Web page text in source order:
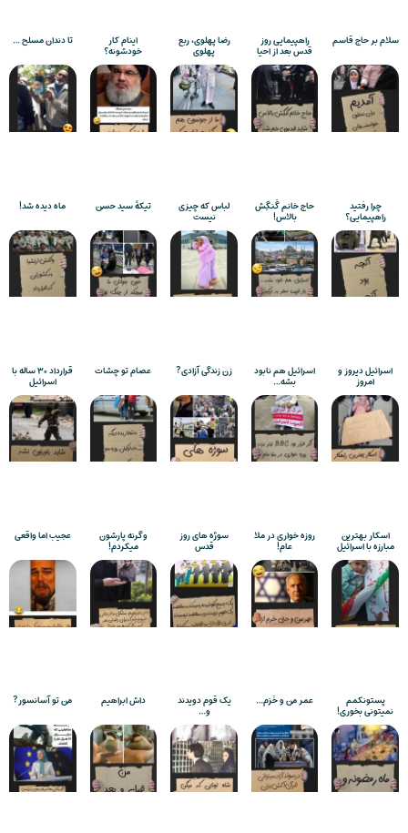
سلام بر حاج قاسم راهپیمایی روز
قدس بعد از احیا
رضا پهلوی، ربع
پهلوی
اینام کار
خودشونه؟
تا دندان مسلح …
چرا رفتید
راهپیمایی؟
حاج خانم گَنگِش
بالاس!
لباس که چیزی
نیست
تیکۀ سید حسن ماه دیده شد!
اسرائیل دیروز و
امروز
اسرائیل هم نابود
بشه…
زن زندگی آزادی? عصام تو چشات قرارداد ۳۰ ساله با
اسرائیل
اسکار بهترین
مبارزه با اسرائیل
روزه خواری در ملا
عام!
سوژه های روز
قدس
وگرنه پارشون
میکردم!
عجیب اما واقعی
پستونکمم
نمیتونی بخوری!
عمر من و خَرَم… یک قوم دویدند
و…
داش ابراهیم من تو آسانسور?